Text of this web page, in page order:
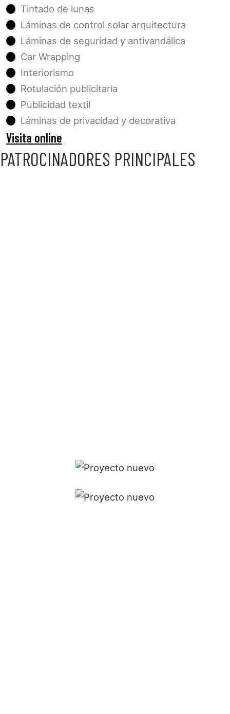
Tintado de lunas
Láminas de control solar arquitectura
Láminas de seguridad y antivandálica
Car Wrapping
Interiorismo
Rotulación publicitaria
Publicidad textil
Láminas de privacidad y decorativa
Visita online
PATROCINADORES PRINCIPALES